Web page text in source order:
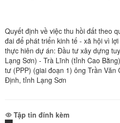
Quyết định về việc thu hồi đất theo
đai để phát triển kinh tế - xã hội vì
thực hiên dự án: Đầu tư xây dựng
Lạng Sơn) - Trà Lĩnh (tỉnh Cao
tư (PPP) (giai đoạn 1) ông Trần Văn
Định, tỉnh Lạng Sơn
Tập tin đính kèm